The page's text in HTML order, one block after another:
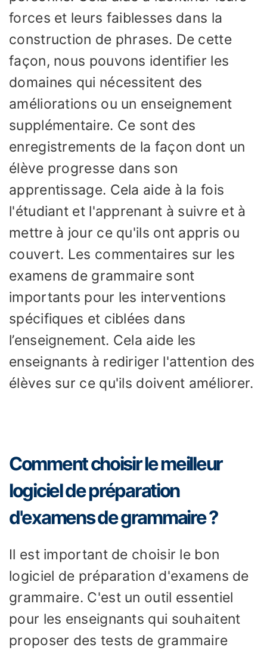
forces et leurs faiblesses dans la
construction de phrases. De cette
façon, nous pouvons identifier les
domaines qui nécessitent des
améliorations ou un enseignement
supplémentaire. Ce sont des
enregistrements de la façon dont un
élève progresse dans son
apprentissage. Cela aide à la fois
l'étudiant et l'apprenant à suivre et à
mettre à jour ce qu'ils ont appris ou
couvert. Les commentaires sur les
examens de grammaire sont
importants pour les interventions
spécifiques et ciblées dans
l’enseignement. Cela aide les
enseignants à rediriger l'attention des
élèves sur ce qu'ils doivent améliorer.
Comment choisir le meilleur
logiciel de préparation
d'examens de grammaire ?
Il est important de choisir le bon
logiciel de préparation d'examens de
grammaire. C'est un outil essentiel
pour les enseignants qui souhaitent
proposer des tests de grammaire